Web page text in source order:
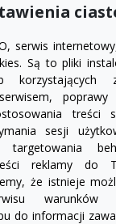
brązowy
wisząca Wabi
661,00 zł 594,90
serwis
Są to pliki
poprawy
treści
sesji
reklamy do
że istnieje
warunków
do informacji